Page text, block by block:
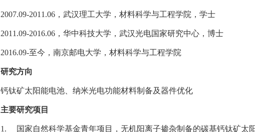
2007.09-2011.06 ，武汉理工大学，材料科学与工程学院，学士
2011.09-2016.06 ，华中科技大学，武汉光电国家研究中心，博士
2016.09-至今，南京邮电大学，材料科学与工程学院
研究方向
钙钛矿太阳能电池、纳米光电功能材料制备及器件优化
主要研究项目
1. 国家自然科学基金青年项目，无机阳离子掺杂制备的碳基钙钛矿太